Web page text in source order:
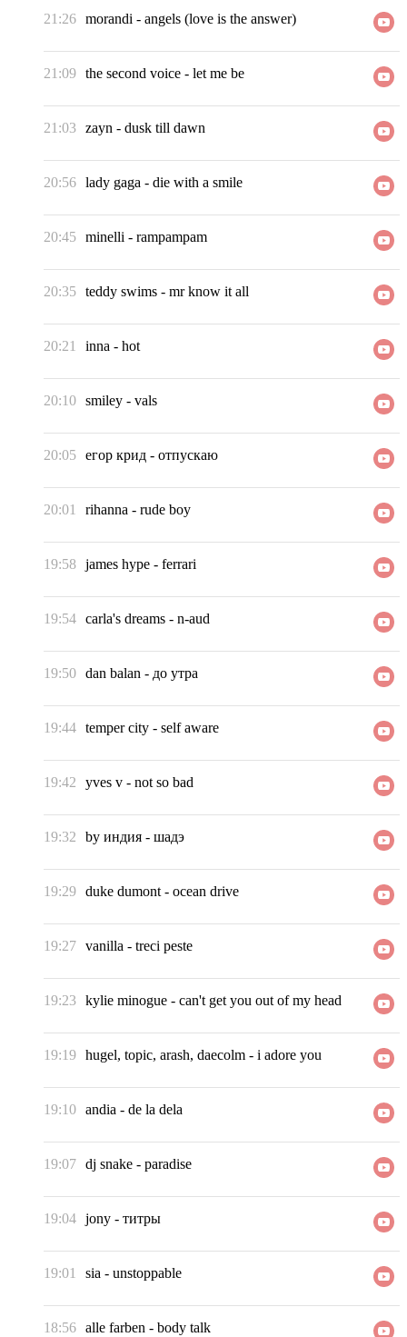
21:26 morandi - angels (love is the answer)
21:09 the second voice - let me be
21:03 zayn - dusk till dawn
20:56 lady gaga - die with a smile
20:45 minelli - rampampam
20:35 teddy swims - mr know it all
20:21 inna - hot
20:10 smiley - vals
20:05 егор крид - отпускаю
20:01 rihanna - rude boy
19:58 james hype - ferrari
19:54 carla's dreams - n-aud
19:50 dan balan - до утра
19:44 temper city - self aware
19:42 yves v - not so bad
19:32 by индия - шадэ
19:29 duke dumont - ocean drive
19:27 vanilla - treci peste
19:23 kylie minogue - can't get you out of my head
19:19 hugel, topic, arash, daecolm - i adore you
19:10 andia - de la dela
19:07 dj snake - paradise
19:04 jony - титры
19:01 sia - unstoppable
18:56 alle farben - body talk